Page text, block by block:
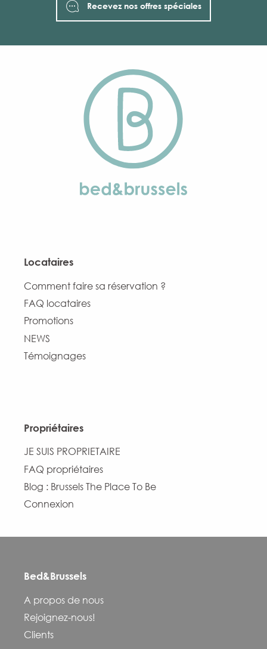
Recevez nos offres spéciales
Locataires
Comment faire sa réservation ?
FAQ locataires
Promotions
NEWS
Témoignages
Propriétaires
JE SUIS PROPRIETAIRE
FAQ propriétaires
Blog : Brussels The Place To Be
Connexion
Bed&Brussels
A propos de nous
Rejoignez-nous!
Clients